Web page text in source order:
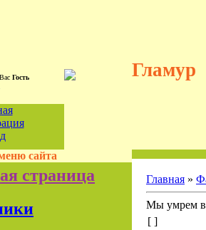
Гость
Гламур
сайта
страница
Главная »
Мы умрем
[ ]